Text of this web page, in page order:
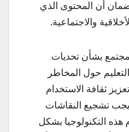
أن المحتوى الذي
والاجتماعية.
بشأن تحديات
حول المخاطر
ثقافة الاستخدام
تشجيع النقاشات
هذه التكنولوجيا بشكل